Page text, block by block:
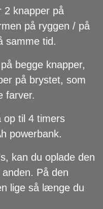
2 knapper på
på ryggen / på
samme tid.
begge knapper,
på brystet, som
farver.
op til 4 timers
powerbank.
, kan du oplade den
På den
lige så længe du